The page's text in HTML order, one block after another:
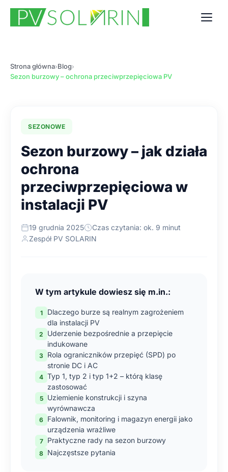
Strona główna›Blog›
Sezon burzowy – ochrona przeciwprzepięciowa PV
SEZONOWE
Sezon burzowy – jak działa
ochrona
przeciwprzepięciowa w
instalacji PV
19 grudnia 2025
Czas czytania: ok. 9 minut
Zespół PV SOLARIN
W tym artykule dowiesz się m.in.:
Dlaczego burze są realnym zagrożeniem
dla instalacji PV
Uderzenie bezpośrednie a przepięcie
indukowane
Rola ograniczników przepięć (SPD) po
stronie DC i AC
Typ 1, typ 2 i typ 1+2 – którą klasę
zastosować
Uziemienie konstrukcji i szyna
wyrównawcza
Falownik, monitoring i magazyn energii jako
urządzenia wrażliwe
Praktyczne rady na sezon burzowy
Najczęstsze pytania